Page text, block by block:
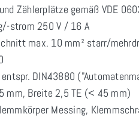
Zählerplätze gemäß VDE
strom 250 V / 16 A
max. 10 mm² starr/
DIN43880
mm, Breite 2,5 TE (< 45 mm)
Messing,